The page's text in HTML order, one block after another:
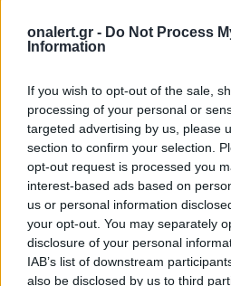
onalert.gr - Do Not Process
Information
If you wish to opt-out of the sale,
processing of your personal or
targeted advertising by us, please
section to confirm your selection.
opt-out request is processed you
interest-based ads based on
us or personal information
your opt-out. You may separately
disclosure of your personal
IAB’s list of downstream
also be disclosed by us to third
ΔΙΑΦΗΜΙΣΗ